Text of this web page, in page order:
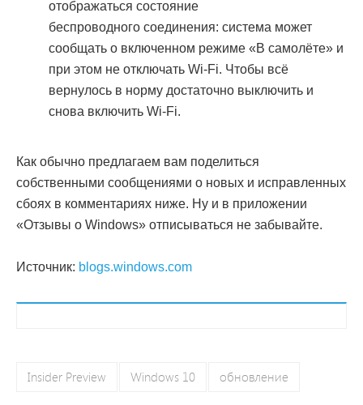
отображаться состояние
беспроводного соединения: система может
сообщать о включенном режиме «В самолёте» и
при этом не отключать Wi-Fi. Чтобы всё
вернулось в норму достаточно выключить и
снова включить Wi-Fi.
Как обычно предлагаем вам поделиться
собственными сообщениями о новых и исправленных
сбоях в комментариях ниже. Ну и в приложении
«Отзывы о Windows» отписываться не забывайте.
Источник: blogs.windows.com
Insider Preview Windows 10 обновление